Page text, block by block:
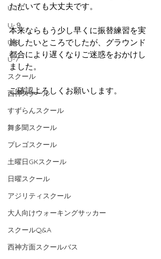
U-10
U-９
U-8
U-7
スクール
西神スクール
すずらんスクール
舞多聞スクール
プレゴスクール
土曜日GKスクール
日曜スクール
アジリティスクール
大人向けウォーキングサッカー
スクールQ&A
西神方面スクールバス
ただいても大丈夫です。
本来ならもう少し早くに振替練習を実
施したいところでしたが、グラウンド
都合により遅くなりご迷惑をおかけし
ました。
ご確認よろしくお願いします。